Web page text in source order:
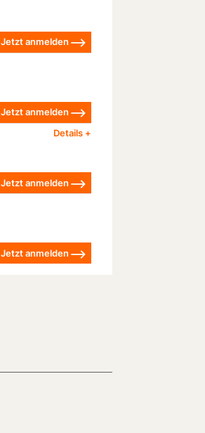
Jetzt anmelden
Jetzt anmelden
Jetzt anmelden
Jetzt anmelden